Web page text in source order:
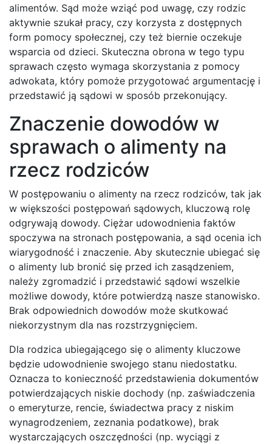
alimentów. Sąd może wziąć pod uwagę, czy rodzic
aktywnie szukał pracy, czy korzysta z dostępnych
form pomocy społecznej, czy też biernie oczekuje
wsparcia od dzieci. Skuteczna obrona w tego typu
sprawach często wymaga skorzystania z pomocy
adwokata, który pomoże przygotować argumentację i
przedstawić ją sądowi w sposób przekonujący.
Znaczenie dowodów w
sprawach o alimenty na
rzecz rodziców
W postępowaniu o alimenty na rzecz rodziców, tak jak
w większości postępowań sądowych, kluczową rolę
odgrywają dowody. Ciężar udowodnienia faktów
spoczywa na stronach postępowania, a sąd ocenia ich
wiarygodność i znaczenie. Aby skutecznie ubiegać się
o alimenty lub bronić się przed ich zasądzeniem,
należy zgromadzić i przedstawić sądowi wszelkie
możliwe dowody, które potwierdzą nasze stanowisko.
Brak odpowiednich dowodów może skutkować
niekorzystnym dla nas rozstrzygnięciem.
Dla rodzica ubiegającego się o alimenty kluczowe
będzie udowodnienie swojego stanu niedostatku.
Oznacza to konieczność przedstawienia dokumentów
potwierdzających niskie dochody (np. zaświadczenia
o emeryturze, rencie, świadectwa pracy z niskim
wynagrodzeniem, zeznania podatkowe), brak
wystarczających oszczędności (np. wyciągi z